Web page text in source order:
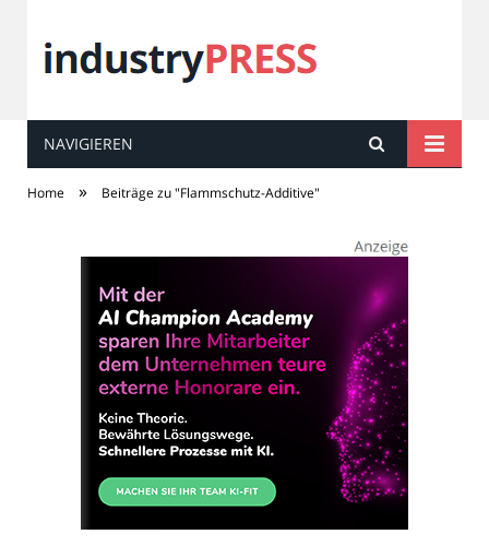
industryPRESS
NAVIGIEREN
Home » Beiträge zu "Flammschutz-Additive"